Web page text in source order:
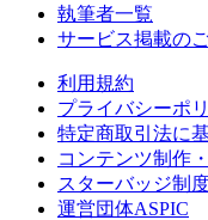
執筆者一覧
サービス掲載の
利用規約
プライバシーポ
特定商取引法に
コンテンツ制作
スターバッジ制
運営団体ASPIC